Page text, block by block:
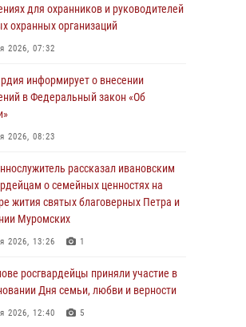
области при содействии
задержаны подозреваемые в
Иванова приняли участие в
в честь празднования Дня
дверей провели сотрудники
Росгвардии для ивановской
2026, 14:10 2
ивановского ОМОН "Спарта"
обучающее занятие с
детского лагеря
для охранников и руководителей
охранных организаций
2026, 07:32
информирует о внесении
в Федеральный закон «Об
2026, 08:23
рассказал ивановским
о семейных ценностях на
жития святых благоверных Петра и
Муромских
2026, 13:26 1
росгвардейцы приняли участие в
Дня семьи, любви и верности
2026, 12:40 5